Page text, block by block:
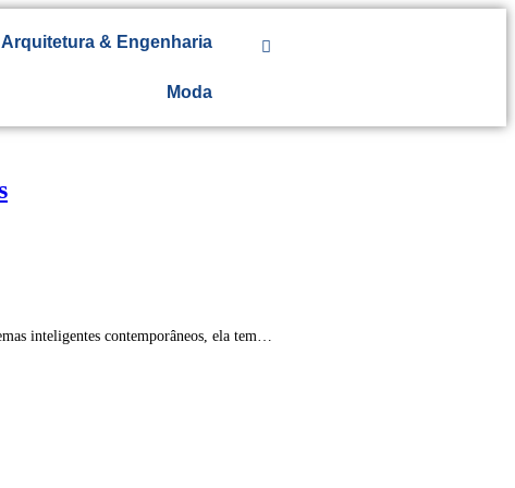
Arquitetura & Engenharia
Moda
inteligentes contemporâneos, ela tem…